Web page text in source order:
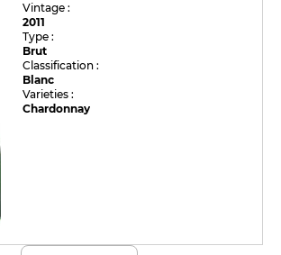
Vintage :
2011
Type :
Brut
Classification :
Blanc
Varieties :
Chardonnay